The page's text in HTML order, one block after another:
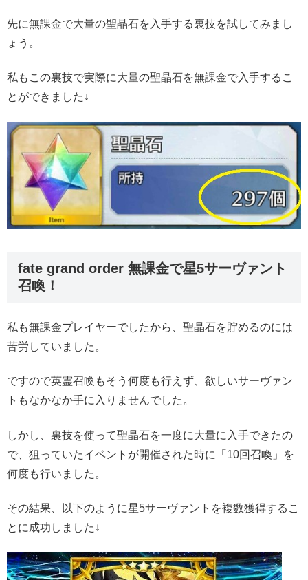
先に無課金で大量の聖晶石を入手する裏技を試してみまし
ょう。
私もこの裏技で実際に大量の聖晶石を無課金で入手するこ
とができました↓
fate grand order 無課金で星5サーヴァント
召喚！
私も無課金プレイヤーでしたから、聖晶石を貯めるのには
苦労していました。
ですので英霊召喚もそう何度も行えず、欲しいサーヴァン
トもなかなか手に入りませんでした。
しかし、裏技を使って聖晶石を一度に大量に入手できたの
で、狙っていたイベントが開催された時に「10回召喚」を
何度も行いました。
その結果、以下のように星5サーヴァントを複数獲得するこ
とに成功しました↓